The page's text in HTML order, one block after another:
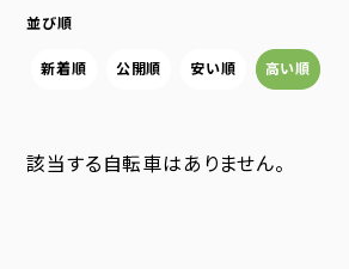
並び順
新着順 公開順 安い順 高い順
該当する自転車はありません。